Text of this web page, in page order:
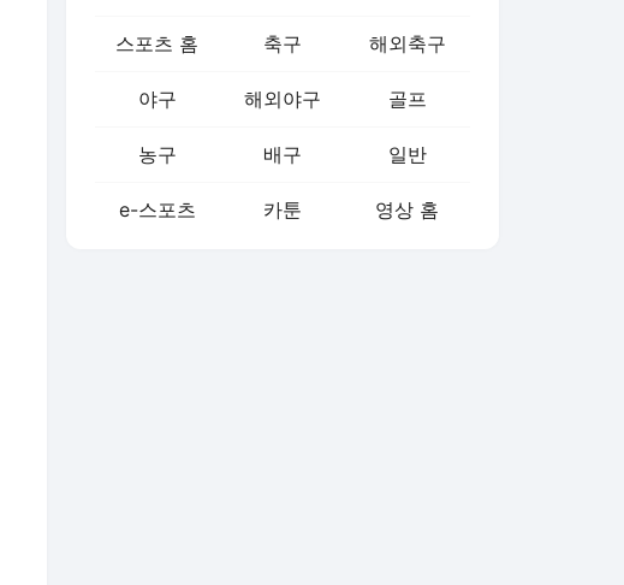
스포츠 홈 축구 해외축구
야구 해외야구 골프
농구 배구 일반
e-스포츠 카툰 영상 홈